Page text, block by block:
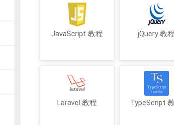
JavaScript 教程 jQuery 教程
Laravel 教程 TypeScript